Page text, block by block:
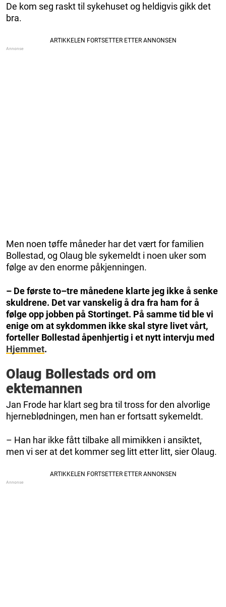
De kom seg raskt til sykehuset og heldigvis gikk det
bra.
Men noen tøffe måneder har det vært for familien
Bollestad, og Olaug ble sykemeldt i noen uker som
følge av den enorme påkjenningen.
– De første to–tre månedene klarte jeg ikke å senke
skuldrene. Det var vanskelig å dra fra ham for å
følge opp jobben på Stortinget. På samme tid ble vi
enige om at sykdommen ikke skal styre livet vårt,
forteller Bollestad åpenhjertig i et nytt intervju med
Hjemmet.
Olaug Bollestads ord om
ektemannen
Jan Frode har klart seg bra til tross for den alvorlige
hjerneblødningen, men han er fortsatt sykemeldt.
– Han har ikke fått tilbake all mimikken i ansiktet,
men vi ser at det kommer seg litt etter litt, sier Olaug.